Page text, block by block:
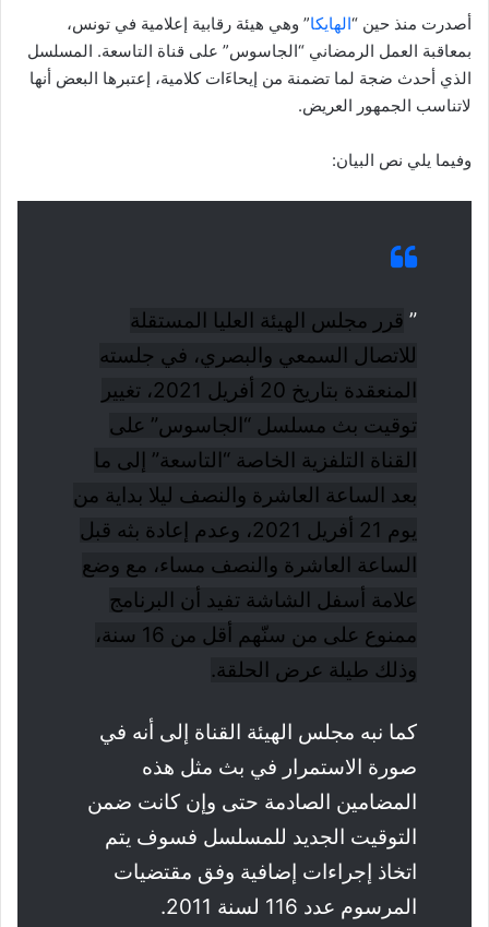
أصدرت منذ حين “الهايكا” وهي هيئة رقابية إعلامية في تونس،
بمعاقبة العمل الرمضاني “الجاسوس” على قناة التاسعة. المسلسل
الذي أحدث ضجة لما تضمنة من إيحاءَات كلامية، إعتبرها البعض أنها
لاتناسب الجمهور العريض.
وفيما يلي نص البيان:
” قرر مجلس الهيئة العليا المستقلة
للاتصال السمعي والبصري، في جلسته
المنعقدة بتاريخ 20 أفريل 2021، تغيير
توقيت بث مسلسل “الجاسوس” على
القناة التلفزية الخاصة “التاسعة” إلى ما
بعد الساعة العاشرة والنصف ليلا بداية من
يوم 21 أفريل 2021، وعدم إعادة بثه قبل
الساعة العاشرة والنصف مساء، مع وضع
علامة أسفل الشاشة تفيد أن البرنامج
ممنوع على من سنّهم أقل من 16 سنة،
وذلك طيلة عرض الحلقة.
كما نبه مجلس الهيئة القناة إلى أنه في
صورة الاستمرار في بث مثل هذه
المضامين الصادمة حتى وإن كانت ضمن
التوقيت الجديد للمسلسل فسوف يتم
اتخاذ إجراءات إضافية وفق مقتضيات
المرسوم عدد 116 لسنة 2011.